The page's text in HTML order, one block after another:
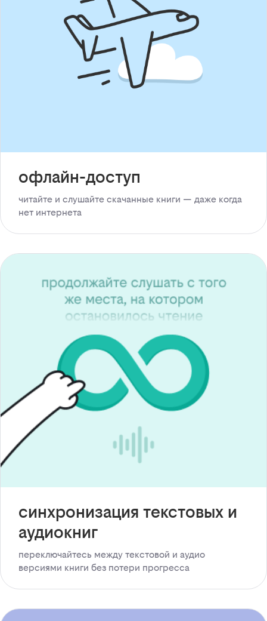
офлайн-доступ
читайте и слушайте скачанные книги — даже когда
нет интернета
синхронизация текстовых и
аудиокниг
переключайтесь между текстовой и аудио
версиями книги без потери прогресса